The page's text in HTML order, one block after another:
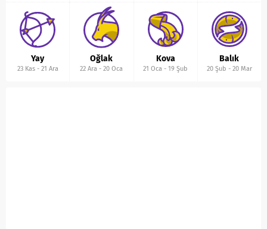
Yay
23 Kas- 21 Ara
Oğlak
22 Ara -20 Oca
Kova
21 Oca -19 Şub
Balık
20 Şub - 20 Mar